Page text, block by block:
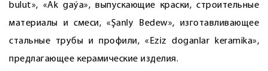
bulut», «Ak gaýa», выпускающие краски, строительные
материалы и смеси, «Şanly Bedew», изготавливающее
стальные трубы и профили, «Eziz doganlar keramika»,
предлагающее керамические изделия.